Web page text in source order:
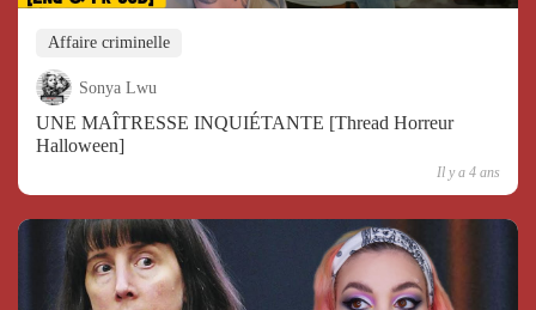
Affaire criminelle
Sonya Lwu
UNE MAÎTRESSE INQUIÉTANTE [Thread Horreur
Halloween]
Il y a 4 ans